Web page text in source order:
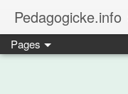
Pedagogicke.info
Pages